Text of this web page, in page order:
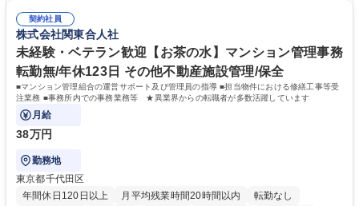
添ってサービス提供できることが魅力 募集職種 【リモート/カスタマーサ
クセス】平日夕方以降を中心にリモートワークで対応
境に貢献したい■改善提案や改善アクション等新しいことに意欲がある方
【英語（語学力）】■翻訳ツールを用い英語でコミュニケーションをとる
ことに抵抗がない方■英語は話せなくても問題はありませんが、英語が話
せますと、よりチャンスが広がります。※日本語がネイティブレベル必須
学歴・資格 学歴：大学院 大学 高専 短大 専修学校 高校 語学力： 資格：
契約社員
株式会社関東合人社
未経験・ベテラン歓迎【お茶の水】マンション管理事務
転勤無/年休123日 その他不動産施設管理/保全
■マンション管理組合の運営サポート及び管理員の指導 ■担当物件における修繕工事等受
注業務 ■事務所内での事務業務等 ★異業界からの転職者が多数活躍しています
月給
38万円
勤務地
東京都千代田区
年間休日120日以上
月平均残業時間20時間以内
転勤なし